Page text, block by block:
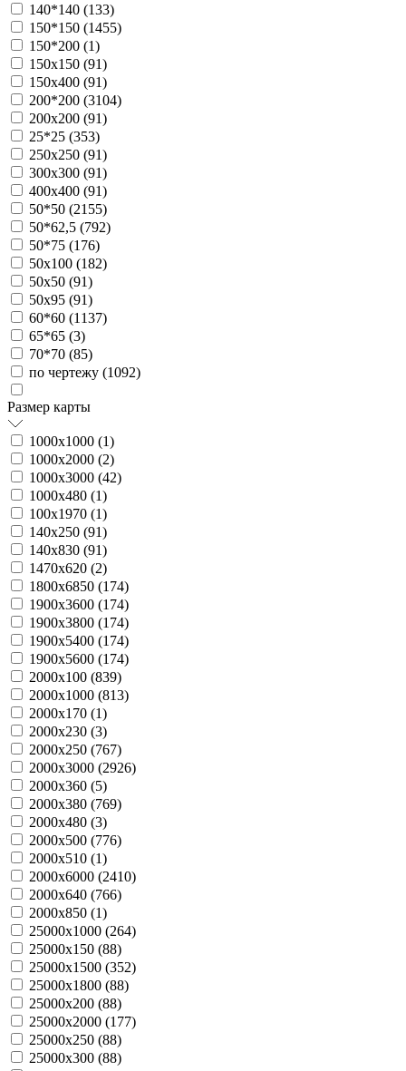
140*140 (133)
150*150 (1455)
150*200 (1)
150х150 (91)
150х400 (91)
200*200 (3104)
200х200 (91)
25*25 (353)
250х250 (91)
300х300 (91)
400х400 (91)
50*50 (2155)
50*62,5 (792)
50*75 (176)
50х100 (182)
50х50 (91)
50х95 (91)
60*60 (1137)
65*65 (3)
70*70 (85)
по чертежу (1092)
Размер карты
1000х1000 (1)
1000х2000 (2)
1000х3000 (42)
1000х480 (1)
100х1970 (1)
140х250 (91)
140х830 (91)
1470х620 (2)
1800х6850 (174)
1900х3600 (174)
1900х3800 (174)
1900х5400 (174)
1900х5600 (174)
2000х100 (839)
2000х1000 (813)
2000х170 (1)
2000х230 (3)
2000х250 (767)
2000х3000 (2926)
2000х360 (5)
2000х380 (769)
2000х480 (3)
2000х500 (776)
2000х510 (1)
2000х6000 (2410)
2000х640 (766)
2000х850 (1)
25000х1000 (264)
25000х150 (88)
25000х1500 (352)
25000х1800 (88)
25000х200 (88)
25000х2000 (177)
25000х250 (88)
25000х300 (88)